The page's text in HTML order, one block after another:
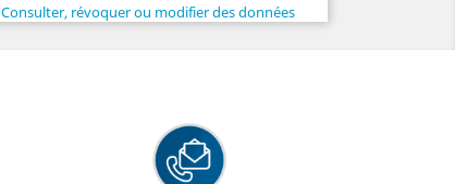
Consulter, révoquer ou modifier des données